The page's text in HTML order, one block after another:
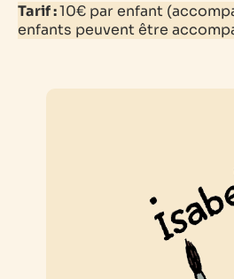
Tarif :10€ par enfant
enfants peuvent être